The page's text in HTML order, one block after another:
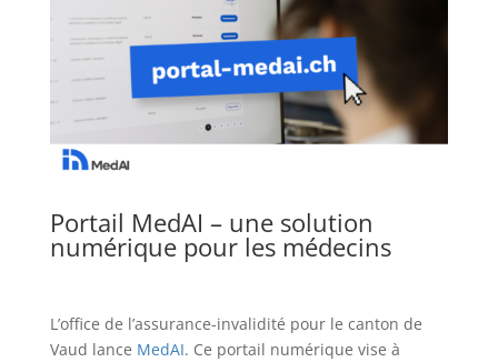
Portail MedAI – une solution
numérique pour les médecins
L’office de l’assurance-invalidité pour le canton de
Vaud lance MedAI. Ce portail numérique vise à